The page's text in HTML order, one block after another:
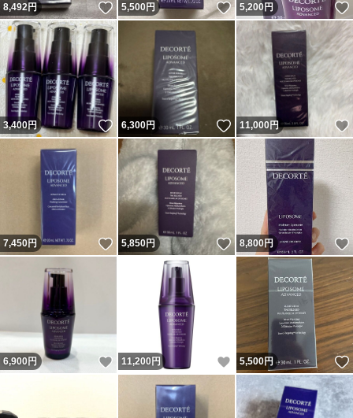
8,492円 いいね！
5,500円 いいね！
5,200円
3,400円 いいね！
6,300円 いいね！
11,000円
7,450円 いいね！
5,850円 いいね！
8,800円
6,900円 いいね！
11,200 円 いいね！
5,500円